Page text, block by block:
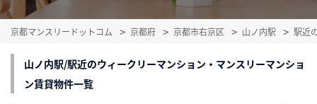
京都マンスリードットコム 京都府 京都市右京区 山ノ内駅 駅近
山ノ内駅/駅近のウィークリーマンション・マンスリーマンショ
ン賃貸物件一覧